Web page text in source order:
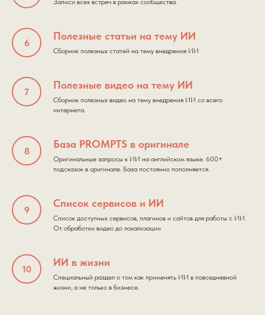
Полезные статьи на тему ИИ
Сборник полезных статей на тему внедрения ИИ
Полезные видео на тему ИИ
Сборник полезных видео на тему внедрения ИИ со всего
интернета.
База PROMPTS в оригинале
Оригинальные запросы к ИИ на английском языке. 600+
подсказок в оригинале. База постоянно пополняется.
Список сервисов и ИИ
Список доступных сервисов, плагинов и сайтов для работы с ИИ.
От обработки видео до локализации
ИИ в жизни
Специальный раздел о том как применять ИИ в повседневной
жизни, а не только в бизнесе.